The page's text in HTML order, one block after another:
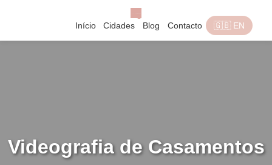
Início Cidades Blog Contacto 🇬🇧 EN
Videografia de Casamentos